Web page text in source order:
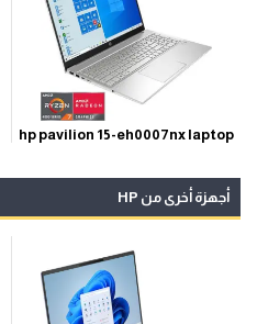
hp pavilion 15-eh0007nx laptop
أجهزة أخرى من HP